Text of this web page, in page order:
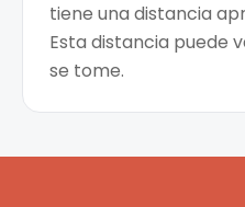
tiene una distancia
Esta distancia puede
se tome.